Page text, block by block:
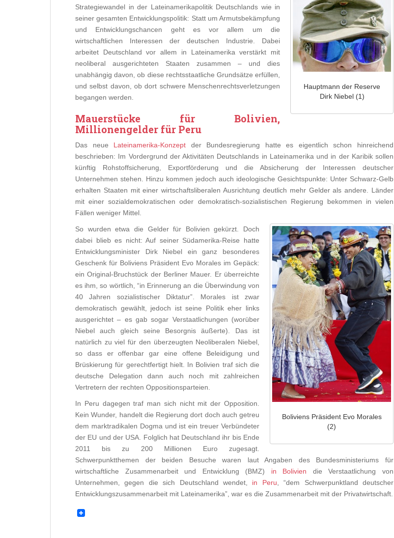
Hauptmann der Reserve
Dirk Niebel (1)
Strategiewandel in der Lateinamerikapolitik Deutschlands wie in
seiner gesamten Entwicklungspolitik: Statt um Armutsbekämpfung
und Entwicklungschancen geht es vor allem um die
wirtschaftlichen Interessen der deutschen Industrie. Dabei
arbeitet Deutschland vor allem in Lateinamerika verstärkt mit
neoliberal ausgerichteten Staaten zusammen – und dies
unabhängig davon, ob diese rechtsstaatliche Grundsätze erfüllen,
und selbst davon, ob dort schwere Menschenrechtsverletzungen
begangen werden.
Mauerstücke für Bolivien,
Millionengelder für Peru
Das neue Lateinamerika-Konzept der Bundesregierung hatte es eigentlich schon hinreichend
beschrieben: Im Vordergrund der Aktivitäten Deutschlands in Lateinamerika und in der Karibik sollen
künftig Rohstoffsicherung, Exportförderung und die Absicherung der Interessen deutscher
Unternehmen stehen. Hinzu kommen jedoch auch ideologische Gesichtspunkte: Unter Schwarz-Gelb
erhalten Staaten mit einer wirtschaftsliberalen Ausrichtung deutlich mehr Gelder als andere. Länder
mit einer sozialdemokratischen oder demokratisch-sozialistischen Regierung bekommen in vielen
Fällen weniger Mittel.
Boliviens Präsident Evo Morales
(2)
So wurden etwa die Gelder für Bolivien gekürzt. Doch
dabei blieb es nicht: Auf seiner Südamerika-Reise hatte
Entwicklungsminister Dirk Niebel ein ganz besonderes
Geschenk für Boliviens Präsident Evo Morales im Gepäck:
ein Original-Bruchstück der Berliner Mauer. Er überreichte
es ihm, so wörtlich, “in Erinnerung an die Überwindung von
40 Jahren sozialistischer Diktatur”. Morales ist zwar
demokratisch gewählt, jedoch ist seine Politik eher links
ausgerichtet – es gab sogar Verstaatlichungen (worüber
Niebel auch gleich seine Besorgnis äußerte). Das ist
natürlich zu viel für den überzeugten Neoliberalen Niebel,
so dass er offenbar gar eine offene Beleidigung und
Brüskierung für gerechtfertigt hielt. In Bolivien traf sich die
deutsche Delegation dann auch noch mit zahlreichen
Vertretern der rechten Oppositionsparteien.
In Peru dagegen traf man sich nicht mit der Opposition.
Kein Wunder, handelt die Regierung dort doch auch getreu
dem marktradikalen Dogma und ist ein treuer Verbündeter
der EU und der USA. Folglich hat Deutschland ihr bis Ende
2011 bis zu 200 Millionen Euro zugesagt.
Schwerpunktthemen der beiden Besuche waren laut Angaben des Bundesministeriums für
wirtschaftliche Zusammenarbeit und Entwicklung (BMZ) in Bolivien die Verstaatlichung von
Unternehmen, gegen die sich Deutschland wendet, in Peru , “dem Schwerpunktland deutscher
Entwicklungszusammenarbeit mit Lateinamerika”, war es die Zusammenarbeit mit der Privatwirtschaft.